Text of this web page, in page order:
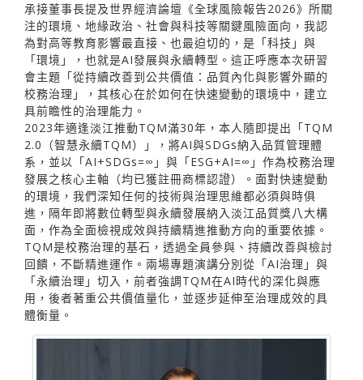
承接董事長提及世界經濟論壇《全球風險報告2026》所關
注的環境、地緣政治、社會與科技等關鍵風險面向，我認
為對高等教育影響最直接、也最迫切的，是「科技」與
「環境」，也就是AI發展與永續轉型。這正呼應本次研習
會主題「從持續改善到公共價值：品質內化與影響外顯的
校務治理」，其核心在於如何在快速變動的環境中，建立
具前瞻性的治理能力。
2023年適逢淡江推動TQM滿30年，本人隨即提出「TQM
2.0（智慧永續TQM）」，將AI與SDGs納入品質管理體
系，並以「AI+SDGs=∞」與「ESG+AI=∞」作為校務治理
發展之核心主軸（均已獲註冊商標認證）。面對快速變動
的環境，我們深知任何的技術與治理思維都必須與時俱
進，隔年即將數位轉型與永續發展納入淡江品質獎八大構
面，作為全面檢視成效與持續精進推動方向的重要依據。
TQM是校務治理的基石，透過全員參與、持續改善與檢討
回饋，不斷精進運作。兩場專題演講分別從「AI治理」與
「永續治理」切入，前者強調TQM在AI時代的深化與應
用，後者著重公共價值量化，並逐步延伸至治理成效的具
體衡量。